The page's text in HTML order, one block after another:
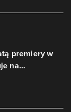
premiery w
na...